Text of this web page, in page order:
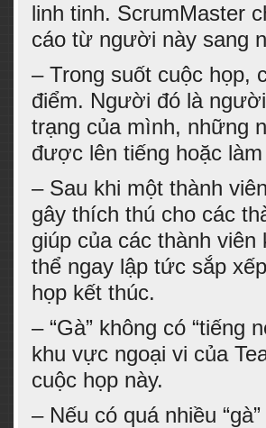
linh tinh. ScrumMaster
cáo từ người này sang
– Trong suốt cuộc họp,
điểm. Người đó là
trạng của mình, những
được lên tiếng hoặc
– Sau khi một thành
gây thích thú cho các
giúp của các thành
thể ngay lập tức sắp
họp kết thúc.
– “Gà” không có “tiếng
khu vực ngoại vi của
cuộc họp này.
– Nếu có quá nhiều